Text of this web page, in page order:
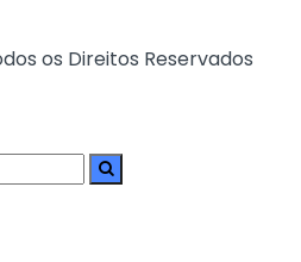
os Direitos Reservados